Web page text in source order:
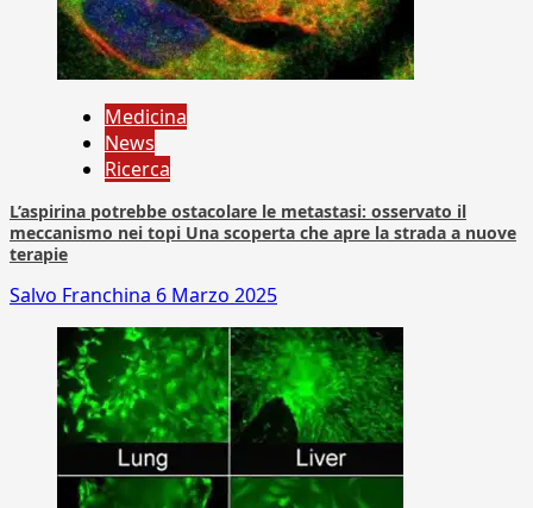
Medicina
News
Ricerca
L’aspirina potrebbe ostacolare le metastasi: osservato il
meccanismo nei topi Una scoperta che apre la strada a nuove
terapie
Salvo Franchina 6 Marzo 2025